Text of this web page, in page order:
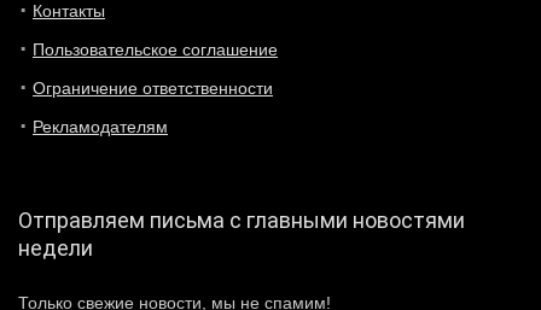
Контакты
Пользовательское соглашение
Ограничение ответственности
Рекламодателям
Отправляем письма с главными новостями
недели
Только свежие новости, мы не спамим!